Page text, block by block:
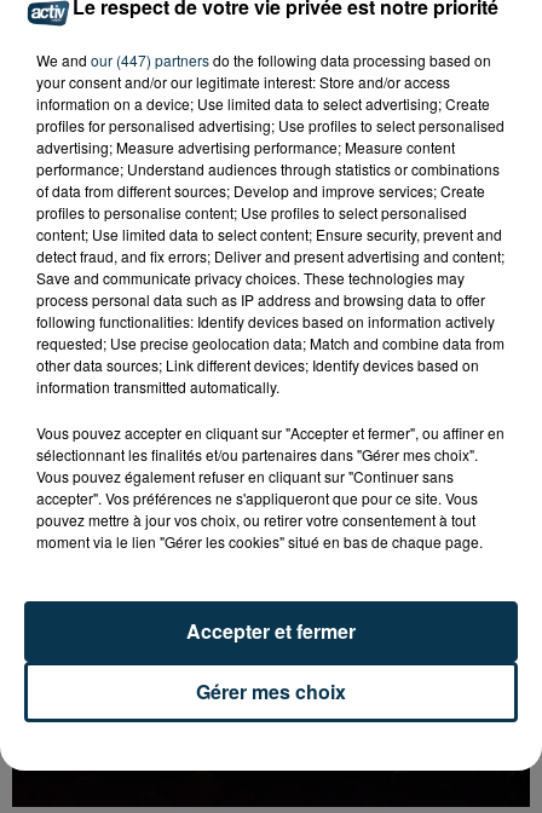
BASKET : LA CHORALE MAITRE DU DERBY DE LA
LOIRE
Le respect de votre vie privée est notre priorité
We and our (447) partnersdo the following data processing based on
your consent and/or our legitimate interest: Store and/or access
information on a device; Use limited data to select advertising; Create
profiles for personalised advertising; Use profiles to select personalised
advertising; Measure advertising performance; Measure content
performance; Understand audiences through statistics or combinations
of data from different sources; Develop and improve services; Create
profiles to personalise content; Use profiles to select personalised
content; Use limited data to select content; Ensure security, prevent and
detect fraud, and fix errors; Deliver and present advertising and content;
Save and communicate privacy choices. These technologies may
process personal data such as IP address and browsing data to offer
following functionalities: Identify devices based on information actively
requested; Use precise geolocation data; Match and combine data from
other data sources; Link different devices; Identify devices based on
information transmitted automatically.
Vous pouvez accepter en cliquant sur "Accepter et fermer", ou affiner en
sélectionnant les finalités et/ou partenaires dans "Gérer mes choix".
Vous pouvez également refuser en cliquant sur "Continuer sans
accepter". Vos préférences ne s'appliqueront que pour ce site. Vous
pouvez mettre à jour vos choix, ou retirer votre consentement à tout
moment via le lien "Gérer les cookies" situé en bas de chaque page.
Gérer mes choix
Accepter et fermer